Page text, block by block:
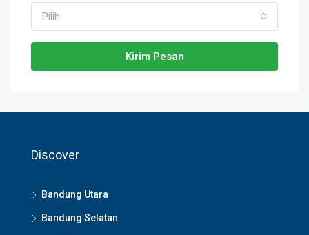
Pilih
Kirim Pesan
Discover
Bandung Utara
Bandung Selatan